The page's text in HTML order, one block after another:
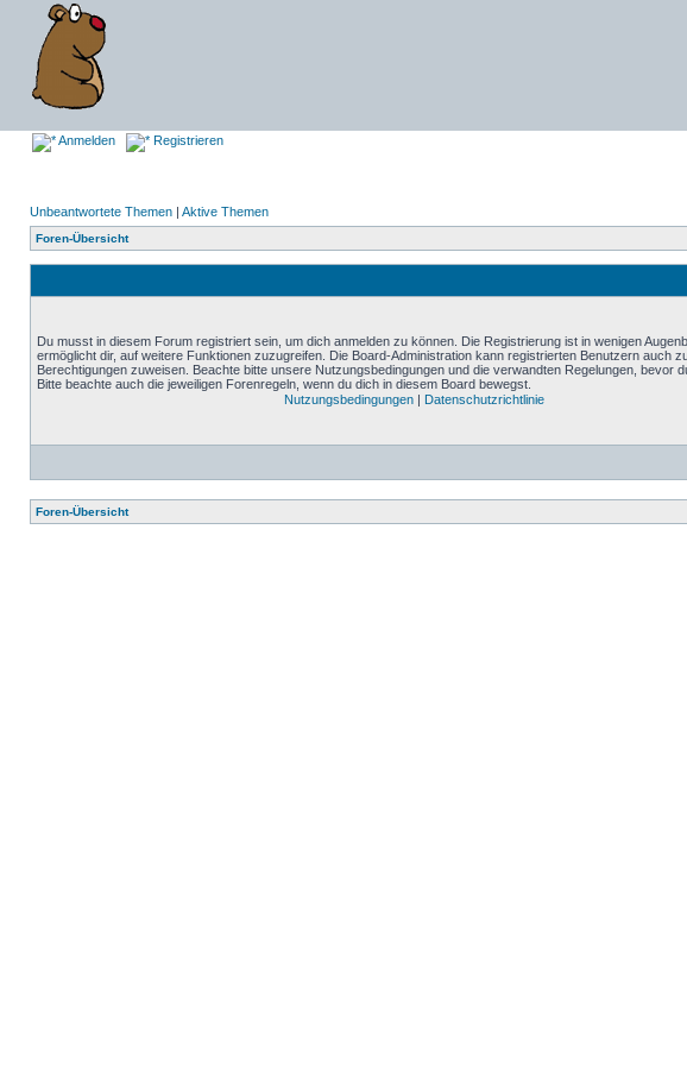
Anmelden Registrieren
Unbeantwortete Themen | Aktive Themen
Foren-Übersicht
Du musst in diesem Forum registriert sein, um dich anmelden zu können. Die Registrierung ist in wenigen
ermöglicht dir, auf weitere Funktionen zuzugreifen. Die Board-Administration kann registrierten Benutzern auch
Berechtigungen zuweisen. Beachte bitte unsere Nutzungsbedingungen und die verwandten Regelungen, bevor
Bitte beachte auch die jeweiligen Forenregeln, wenn du dich in diesem Board bewegst.
Nutzungsbedingungen | Datenschutzrichtlinie
Foren-Übersicht